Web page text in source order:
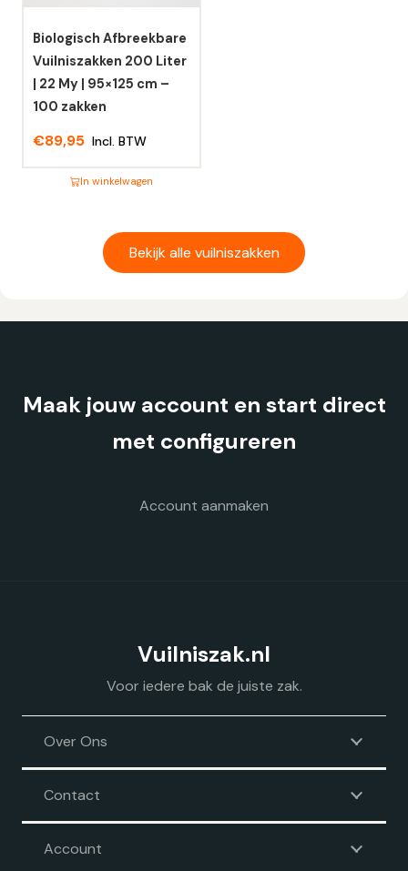
worden
op
de
productpagina
Biologisch Afbreekbare
Vuilniszakken 200 Liter
| 22 My | 95×125 cm –
100 zakken
€89,95 Incl. BTW
In winkelwagen
Deze
worden
Bekijk alle vuilniszakken
Maak jouw account en start direct
met configureren
Account aanmaken
Vuilniszak.nl
Voor iedere bak de juiste zak.
Over Ons
Contact
Account